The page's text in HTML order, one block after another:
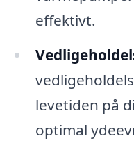
effektivt.
levetiden på
optimal